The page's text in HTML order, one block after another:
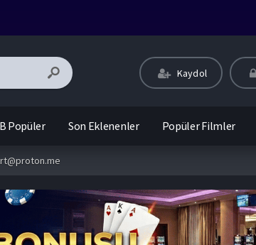
Kaydol
Popüler Son Eklenenler Popüler Filmler